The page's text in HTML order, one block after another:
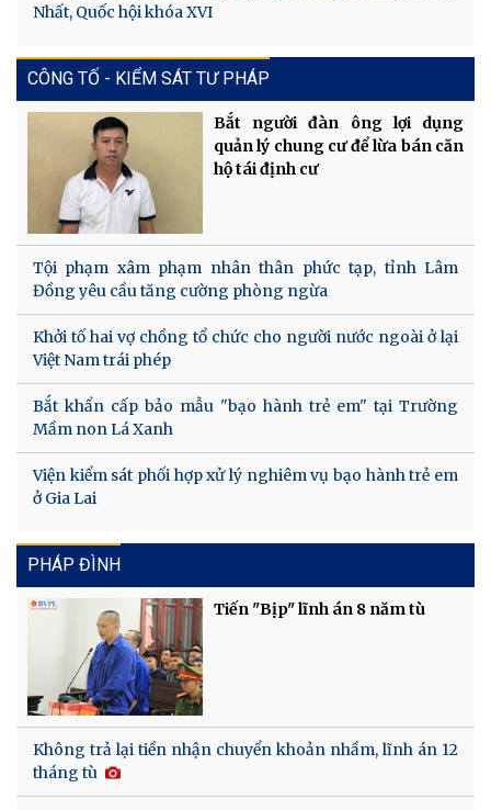
Nhất, Quốc hội khóa XVI
CÔNG TỐ - KIỂM SÁT TƯ PHÁP
Bắt người đàn ông lợi dụng
quản lý chung cư để lừa bán căn
hộ tái định cư
Tội phạm xâm phạm nhân thân phức tạp, tỉnh Lâm
Đồng yêu cầu tăng cường phòng ngừa
Khởi tố hai vợ chồng tổ chức cho người nước ngoài ở lại
Việt Nam trái phép
Bắt khẩn cấp bảo mẫu "bạo hành trẻ em" tại Trường
Mầm non Lá Xanh
Viện kiểm sát phối hợp xử lý nghiêm vụ bạo hành trẻ em
ở Gia Lai
PHÁP ĐÌNH
Tiến "Bịp" lĩnh án 8 năm tù
Không trả lại tiền nhận chuyển khoản nhầm, lĩnh án 12
tháng tù